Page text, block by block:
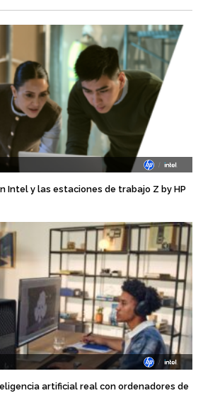
Intel y las estaciones de trabajo Z by HP
artificial real con ordenadores de